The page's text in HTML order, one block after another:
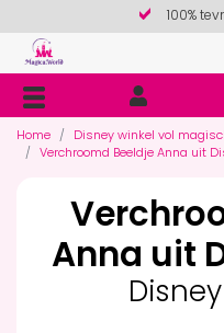
100%
Home
Disney winkel vol
Verchroomd Beeldje Anna uit
Anna uit